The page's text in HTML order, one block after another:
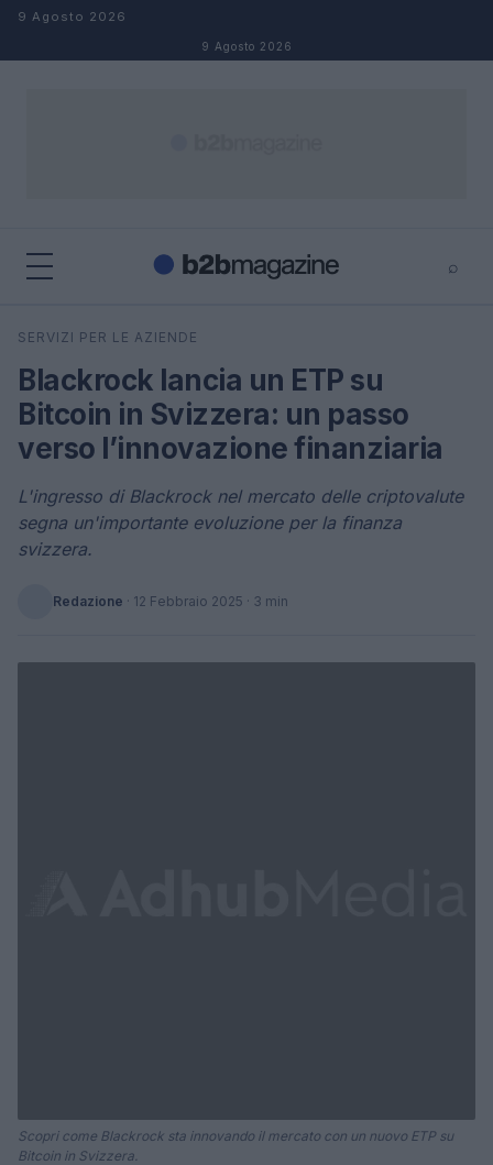
Salta al contenuto
9 Agosto 2026
9 Agosto 2026
⌕
Cerca
SERVIZI PER LE AZIENDE
Blackrock lancia un ETP su
Bitcoin in Svizzera: un passo
verso l’innovazione finanziaria
L'ingresso di Blackrock nel mercato delle criptovalute
segna un'importante evoluzione per la finanza
svizzera.
Redazione · 12 Febbraio 2025 · 3 min
Scopri come Blackrock sta innovando il mercato con un nuovo ETP su
Bitcoin in Svizzera.